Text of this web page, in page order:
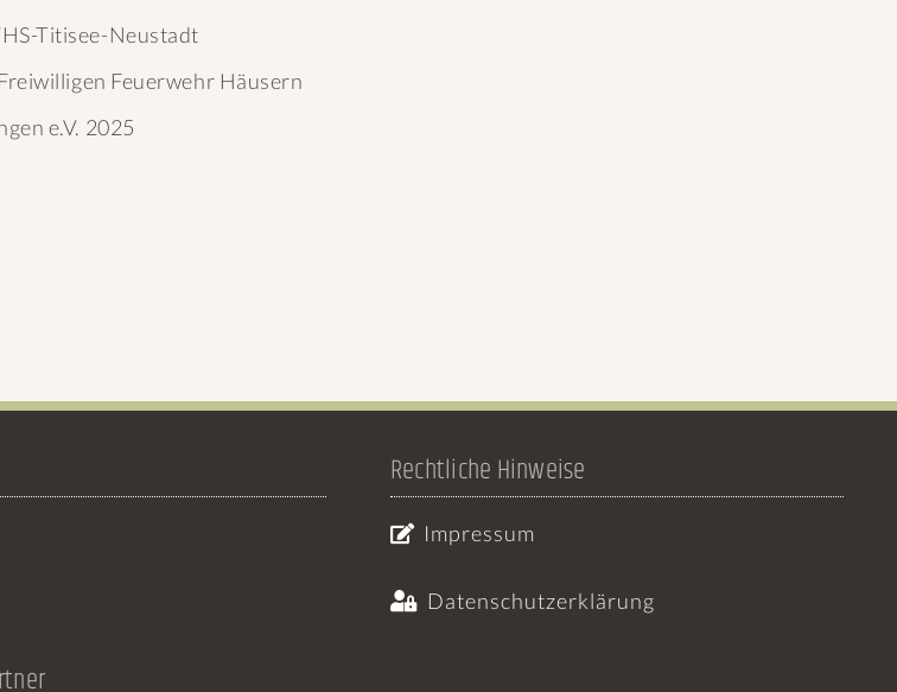
Titisee-Neustadt
Feuerwehr Häusern
e.V. 2025
Rechtliche Hinweise
Impressum
Datenschutzerklärung